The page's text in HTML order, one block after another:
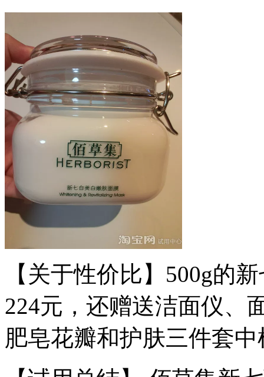
【关于性价比】500g的
224元，还赠送洁面仪、
肥皂花瓣和护肤三件套